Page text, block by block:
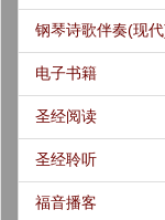
钢琴诗歌伴奏(现
电子书籍
圣经阅读
圣经聆听
福音播客